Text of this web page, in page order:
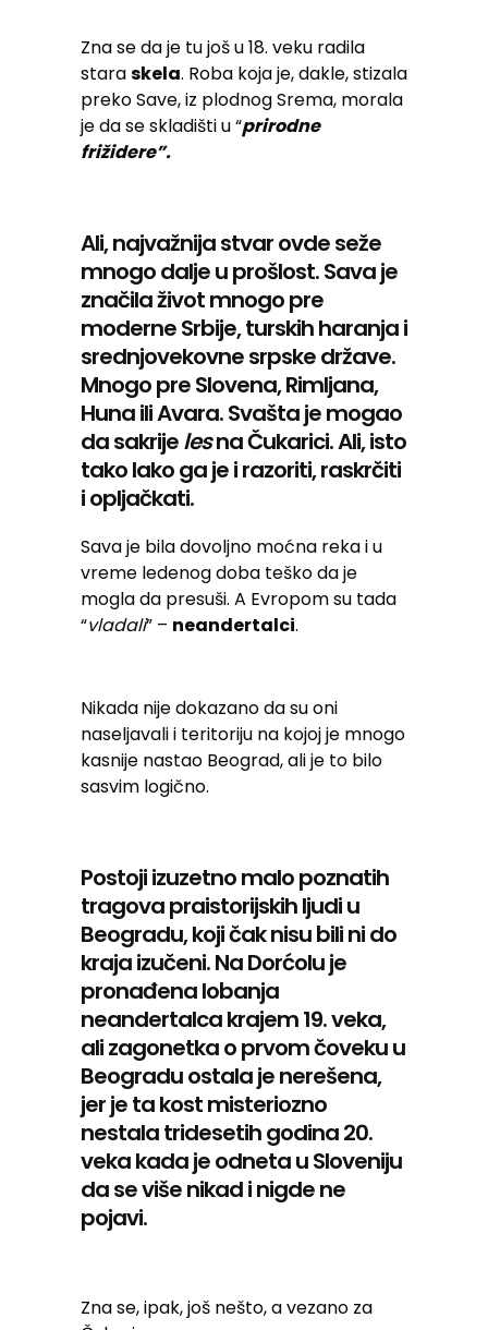
Zna se da je tu još u 18. veku radila
staraskela. Roba koja je, dakle, stizala
preko Save, iz plodnog Srema, morala
je da se skladišti u “prirodne
frižidere”.
Ali, najvažnija stvar ovde seže
mnogo dalje u prošlost. Sava je
značila život mnogo pre
moderne Srbije, turskih haranja i
srednjovekovne srpske države.
Mnogo pre Slovena, Rimljana,
Huna ili Avara. Svašta je mogao
da sakrijelesna Čukarici. Ali, isto
tako lako ga je i razoriti, raskrčiti
i opljačkati.
Sava je bila dovoljno moćna reka i u
vreme ledenog doba teško da je
mogla da presuši. A Evropom su tada
“vladali” – neandertalci.
Nikada nije dokazano da su oni
naseljavali i teritoriju na kojoj je mnogo
kasnije nastao Beograd, ali je to bilo
sasvim logično.
Postoji izuzetno malo poznatih
tragova praistorijskih ljudi u
Beogradu, koji čak nisu bili ni do
kraja izučeni. Na Dorćolu je
pronađena lobanja
neandertalca krajem 19. veka,
ali zagonetka o prvom čoveku u
Beogradu ostala je nerešena,
jer je ta kost misteriozno
nestala tridesetih godina 20.
veka kada je odneta u Sloveniju
da se više nikad i nigde ne
pojavi.
Zna se, ipak, još nešto, a vezano za